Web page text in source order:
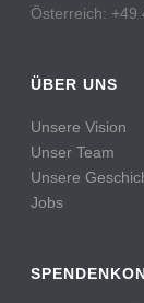
Österreich: +49
ÜBER UNS
Unsere Vision
Unser Team
Unsere
Jobs